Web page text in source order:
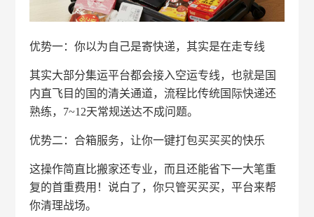
优势一：你以为自己是寄快递，其实是在走专线
其实大部分集运平台都会接入空运专线，也就是国
内直飞目的国的清关通道，流程比传统国际快递还
熟练，7~12天常规送达不成问题。
优势二：合箱服务，让你一键打包买买买的快乐
这操作简直比搬家还专业，而且还能省下一大笔重
复的首重费用！说白了，你只管买买买，平台来帮
你清理战场。